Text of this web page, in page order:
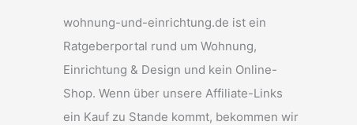
wohnung-und-einrichtung.de ist ein
Ratgeberportal rund um Wohnung,
Einrichtung & Design und kein Online-
Shop. Wenn über unsere Affiliate-Links
ein Kauf zu Stande kommt, bekommen wir